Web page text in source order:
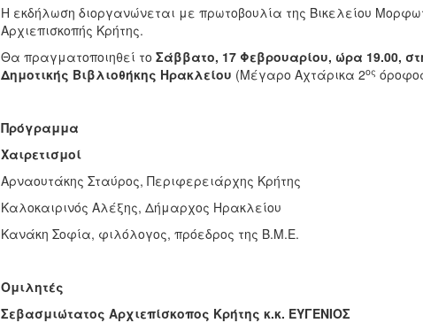
Η εκδήλωση διοργανώνεται με πρωτοβουλία της Βικελείου
Αρχιεπισκοπής Κρήτης.
Θα πραγματοποιηθεί το Σάββατο, 17 Φεβρουαρίου, ώρα 19.00,
Δημοτικής Βιβλιοθήκης Ηρακλείου (Μέγαρο Αχτάρικα 2ος
Πρόγραμμα
Χαιρετισμοί
Αρναουτάκης Σταύρος, Περιφερειάρχης Κρήτης
Καλοκαιρινός Αλέξης, Δήμαρχος Ηρακλείου
Κανάκη Σοφία, φιλόλογος, πρόεδρος της Β.Μ.Ε.
Ομιλητές
Σεβασμιώτατος Αρχιεπίσκοπος Κρήτης κ.κ. ΕΥΓΕΝΙΟΣ